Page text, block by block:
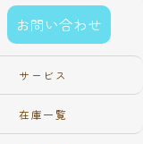
お問い合わせ
サービス
在庫一覧